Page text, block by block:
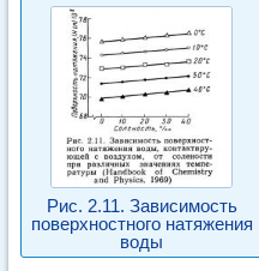
Рис. 2.11. Зависимость
поверхностного натяжения
воды